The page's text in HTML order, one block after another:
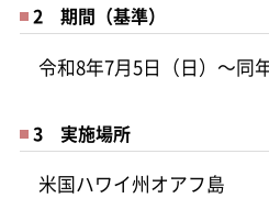
2 期間（基準）
令和8年7月5日（日）～同
3 実施場所
米国ハワイ州オアフ島